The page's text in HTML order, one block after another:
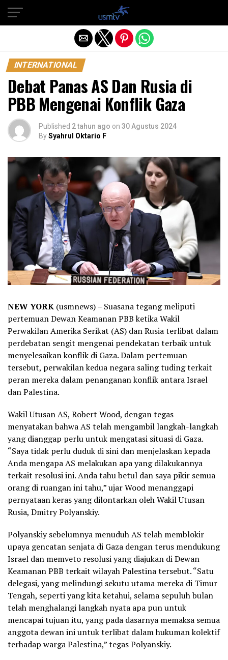
INTERNATIONAL
Debat Panas AS Dan Rusia di
PBB Mengenai Konflik Gaza
Published 2 tahun ago on 30 Agustus 2024
BySyahrul Oktario F
NEW YORK (usmnews) – Suasana tegang meliputi
pertemuan Dewan Keamanan PBB ketika Wakil
Perwakilan Amerika Serikat (AS) dan Rusia terlibat dalam
perdebatan sengit mengenai pendekatan terbaik untuk
menyelesaikan konflik di Gaza. Dalam pertemuan
tersebut, perwakilan kedua negara saling tuding terkait
peran mereka dalam penanganan konflik antara Israel
dan Palestina.
Wakil Utusan AS, Robert Wood, dengan tegas
menyatakan bahwa AS telah mengambil langkah-langkah
yang dianggap perlu untuk mengatasi situasi di Gaza.
“Saya tidak perlu duduk di sini dan menjelaskan kepada
Anda mengapa AS melakukan apa yang dilakukannya
terkait resolusi ini. Anda tahu betul dan saya pikir semua
orang di ruangan ini tahu,” ujar Wood menanggapi
pernyataan keras yang dilontarkan oleh Wakil Utusan
Rusia, Dmitry Polyanskiy.
Polyanskiy sebelumnya menuduh AS telah memblokir
upaya gencatan senjata di Gaza dengan terus mendukung
Israel dan memveto resolusi yang diajukan di Dewan
Keamanan PBB terkait wilayah Palestina tersebut. “Satu
delegasi, yang melindungi sekutu utama mereka di Timur
Tengah, seperti yang kita ketahui, selama sepuluh bulan
telah menghalangi langkah nyata apa pun untuk
mencapai tujuan itu, yang pada dasarnya memaksa semua
anggota dewan ini untuk terlibat dalam hukuman kolektif
terhadap warga Palestina,” tegas Polyanskiy.
Exit mobile version